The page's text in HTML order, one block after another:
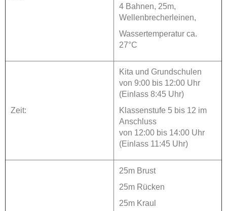
4 Bahnen, 25m,
Wellenbrecherleinen,
Wassertemperatur ca.
27°C
Zeit:
Kita und Grundschulen
von 9:00 bis 12:00 Uhr
(Einlass 8:45 Uhr)
Klassenstufe 5 bis 12 im
Anschluss
von 12:00 bis 14:00 Uhr
(Einlass 11:45 Uhr)
25m Brust
25m Rücken
25m Kraul